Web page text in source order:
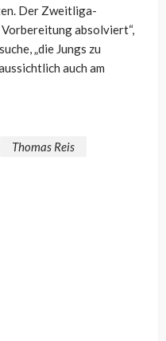
Der Zweitliga-
absolviert“,
„die Jungs zu
auch am
Thomas Reis